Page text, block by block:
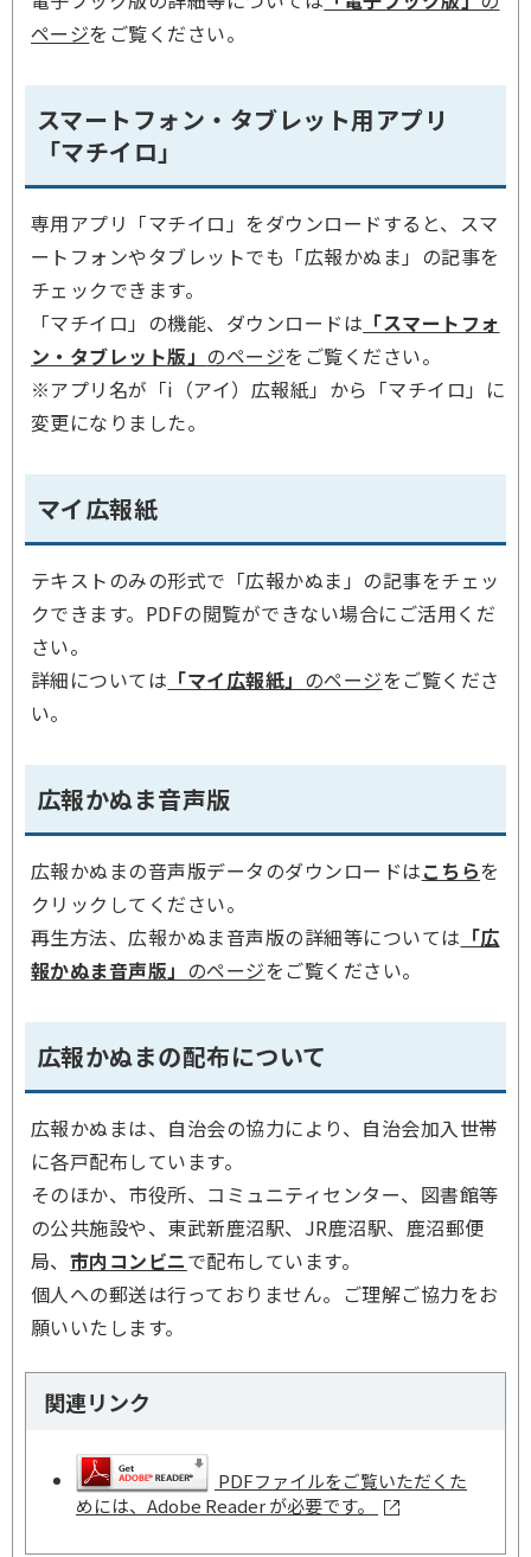
ページをご覧ください。
スマートフォン・タブレット用アプリ
「マチイロ」
専用アプリ「マチイロ」をダウンロードすると、スマ
ートフォンやタブレットでも「広報かぬま」の記事を
チェックできます。
「マチイロ」の機能、ダウンロードは 「スマートフォ
ン・タブレット版」 のページをご覧ください。
※アプリ名が「i（アイ）広報紙」から「マチイロ」に
変更になりました。
マイ広報紙
テキストのみの形式で「広報かぬま」の記事をチェッ
クできます。PDFの閲覧ができない場合にご活用くだ
さい。
詳細については 「マイ広報紙」 のページをご覧くださ
い。
広報かぬま音声版
広報かぬまの音声版データのダウンロードはこちらを
クリックしてください。
再生方法、広報かぬま音声版の詳細等については 「広
報かぬま音声版」 のページをご覧ください。
広報かぬまの配布について
広報かぬまは、自治会の協力により、自治会加入世帯
に各戸配布しています。
そのほか、市役所、コミュニティセンター、図書館等
の公共施設や、東武新鹿沼駅、JR鹿沼駅、鹿沼郵便
局、 市内コンビニで配布しています。
個人への郵送は行っておりません。ご理解ご協力をお
願いいたします。
関連リンク
PDFファイルをご覧いただくた
めには、Adobe Reader が必要です。